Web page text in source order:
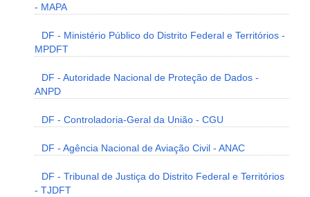
- MAPA
DF - Ministério Público do Distrito Federal e Territórios -
MPDFT
DF - Autoridade Nacional de Proteção de Dados -
ANPD
DF - Controladoria-Geral da União - CGU
DF - Agência Nacional de Aviação Civil - ANAC
DF - Tribunal de Justiça do Distrito Federal e Territórios
- TJDFT